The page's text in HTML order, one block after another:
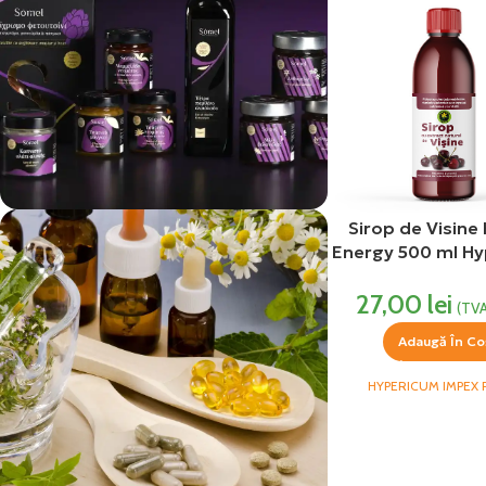
vezi si...
Produse Alimentare
Sirop de Visine
Energy 500 ml
27,00 lei
Adaugă În
HYPERICUM IMPEX